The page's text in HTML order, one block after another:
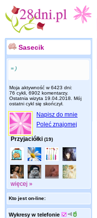
Sasecik
= )
Moja aktywność w 6423 dni:
76 cykli, 6902 komentarzy.
Ostatnia wizyta 19.04.2018 . Mój
ostatni cykl się skończył.
Napisz do mnie
Poleć znajomej
Przyjaciółki (19)
więcej »
Kto jest on-line:
Wykresy w telefonie